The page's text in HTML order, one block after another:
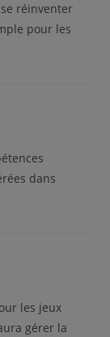
réinventer
pour les
dans
les jeux
gérer la